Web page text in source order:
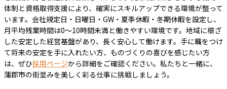
体制と資格取得支援により、確実にスキルアップできる環境が整って
います。会社規定日・日曜日・GW・夏季休暇・冬期休暇を設定し、
月平均残業時間は0～10時間未満と働きやすい環境です。地域に根ざ
した安定した経営基盤があり、長く安心して働けます。手に職をつけ
て将来の安定を手に入れたい方、ものづくりの喜びを感じたい方
は、ぜひ採用ページから詳細をご確認ください。私たちと一緒に、
蒲郡市の街並みを美しく彩る仕事に挑戦しましょう。